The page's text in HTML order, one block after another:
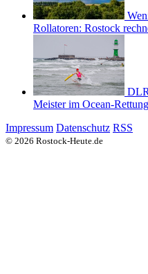
Rollatoren: Rostock
Meister im Ocean-
Impressum Datenschutz RSS
© 2026 Rostock-Heute.de